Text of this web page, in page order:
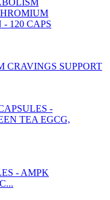
CRAVINGS SUPPORT
- AMPK